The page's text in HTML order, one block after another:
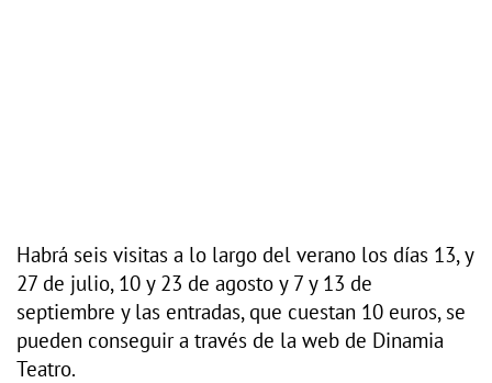
Habrá seis visitas a lo largo del verano los días 13, y
27 de julio, 10 y 23 de agosto y 7 y 13 de
septiembre y las entradas, que cuestan 10 euros, se
pueden conseguir a través de la web de Dinamia
Teatro.